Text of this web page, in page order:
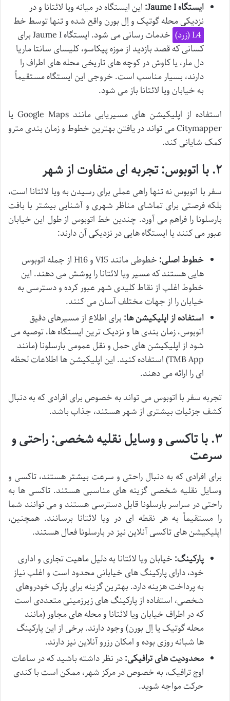
ایستگاه Jaume I:
این ایستگاه در میانه ویا لائتانا و در
نزدیکی محله گوتیک و اِل بورن واقع شده و تنها توسط خط
L4 (زرد)
خدمات رسانی می شود. ایستگاه Jaume I برای
کسانی که قصد بازدید از موزه پیکاسو، کلیسای سانتا ماریا
دل مار، یا کاوش در کوچه های تاریخی محله های اطراف را
دارند، بسیار مناسب است. خروجی این ایستگاه مستقیماً
به خیابان ویا لائتانا باز می شود.
استفاده از اپلیکیشن های مسیریابی مانند Google Maps یا
Citymapper می تواند در یافتن بهترین خطوط و زمان بندی مترو
کمک شایانی کند.
۲. با اتوبوس: تجربه ای متفاوت از شهر
سفر با اتوبوس نه تنها راهی عملی برای رسیدن به ویا لائتانا است،
بلکه فرصتی برای تماشای مناظر شهری و آشنایی بیشتر با بافت
بارسلونا را فراهم می آورد. چندین خط اتوبوس از طول این خیابان
عبور می کنند یا ایستگاه هایی در نزدیکی آن دارند:
خطوط اصلی:
خطوطی مانند V15 و H16 از جمله اتوبوس
هایی هستند که مسیر ویا لائتانا را پوشش می دهند. این
خطوط اغلب از نقاط کلیدی شهر عبور کرده و دسترسی به
خیابان را از جهات مختلف آسان می کنند.
استفاده از اپلیکیشن ها: برای اطلاع از مسیرهای دقیق
اتوبوس، زمان بندی ها و نزدیک ترین ایستگاه ها، توصیه می
شود از اپلیکیشن های حمل و نقل عمومی بارسلونا (مانند
TMB App) استفاده کنید. این اپلیکیشن ها اطلاعات لحظه
ای را ارائه می دهند.
تجربه سفر با اتوبوس می تواند به خصوص برای افرادی که به دنبال
کشف جزئیات بیشتری از شهر هستند، جذاب باشد.
۳. با تاکسی و وسایل نقلیه شخصی: راحتی و
سرعت
برای افرادی که به دنبال راحتی و سرعت بیشتر هستند، تاکسی و
وسایل نقلیه شخصی گزینه های مناسبی هستند. تاکسی ها به
راحتی در سراسر بارسلونا قابل دسترسی هستند و می توانند شما
را مستقیماً به هر نقطه ای در ویا لائتانا برسانند. همچنین،
اپلیکیشن های تاکسی آنلاین نیز در بارسلونا فعال هستند.
پارکینگ: خیابان ویا لائتانا به دلیل ماهیت تجاری و اداری
خود، دارای پارکینگ های خیابانی محدود است و اغلب نیاز
به پرداخت هزینه دارد. بهترین گزینه برای پارک خودروهای
شخصی، استفاده از پارکینگ های زیرزمینی متعددی است
که در اطراف خیابان ویا لائتانا و محله های مجاور (مانند
محله گوتیک یا اِل بورن) وجود دارند. برخی از این پارکینگ
ها شبانه روزی بوده و امکان رزرو آنلاین نیز دارند.
محدودیت های ترافیکی:در نظر داشته باشید که در ساعات
اوج ترافیک، به خصوص در مرکز شهر، ممکن است با کندی
حرکت مواجه شوید.